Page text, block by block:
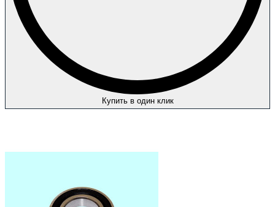
Купить в один клик